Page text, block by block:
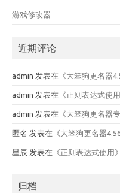
游戏修改器
近期评论
admin 发表在《大笨狗更名器
admin 发表在《正则表达式使用
admin 发表在《大笨狗更名器
匿名 发表在《大笨狗更名器
星辰 发表在《正则表达式使用》
归档